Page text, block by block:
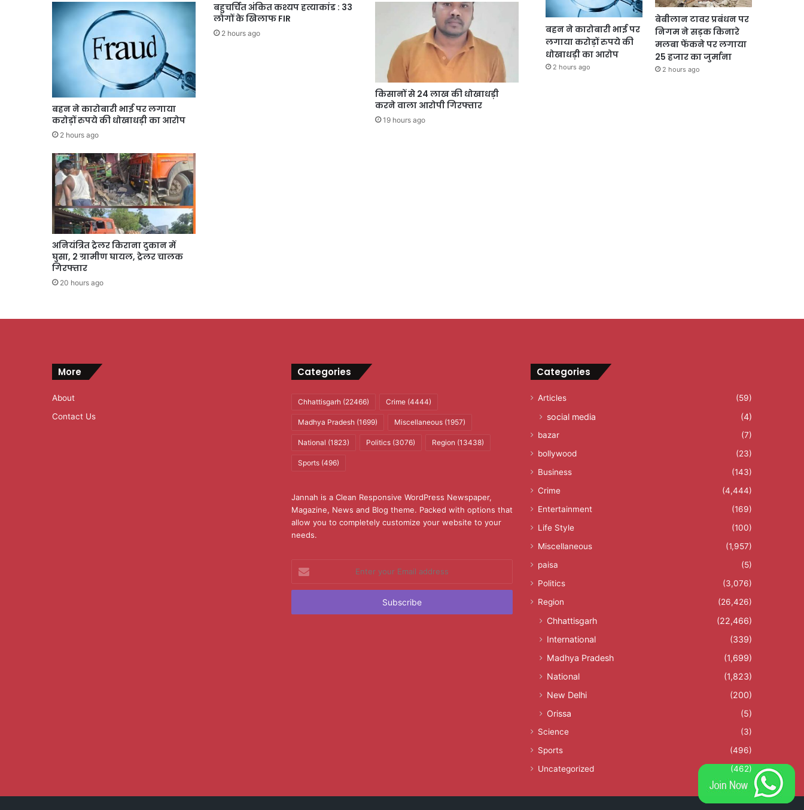
बहन ने कारोबारी भाई पर लगाया
करोड़ों रुपये की धोखाधड़ी का आरोप
2 hours ago
बहुचर्चित अंकित कश्यप हत्याकांड : 33
लोगों के खिलाफ FIR
2 hours ago
किसानों से 24 लाख की धोखाधड़ी
करने वाला आरोपी गिरफ्तार
19 hours ago
अनियंत्रित ट्रेलर किराना दुकान में
घुसा, 2 ग्रामीण घायल, ट्रेलर चालक
गिरफ्तार
20 hours ago
बहन ने कारोबारी भाई पर
लगाया करोड़ों रुपये की
धोखाधड़ी का आरोप
2 hours ago
बेबीलान टावर प्रबंधन पर
निगम ने सड़क किनारे
मलबा फेंकने पर लगाया
25 हजार का जुर्माना
2 hours ago
More
About
Contact Us
Categories
Chhattisgarh(22466) Crime(4444)
Madhya Pradesh(1699) Miscellaneous(1957)
National (1823) Politics(3076) Region (13438)
Sports(496)
Jannah is a Clean Responsive WordPress Newspaper,
Magazine, News and Blog theme. Packed with options that
allow you to completely customize your website to your
needs.
your
Email
Categories
Articles (59)
social media (4)
bazar
(7)
bollywood
(23)
Business
(143)
Crime
(4,444)
Entertainment
(169)
Life Style
(100)
Miscellaneous
(1,957)
paisa
(5)
Politics
(3,076)
Region
(26,426)
Chhattisgarh
(22,466)
International
(339)
Madhya Pradesh
(1,699)
National
(1,823)
New Delhi
(200)
Orissa
(5)
Science
(3)
Sports
(496)
Uncategorized
(462)